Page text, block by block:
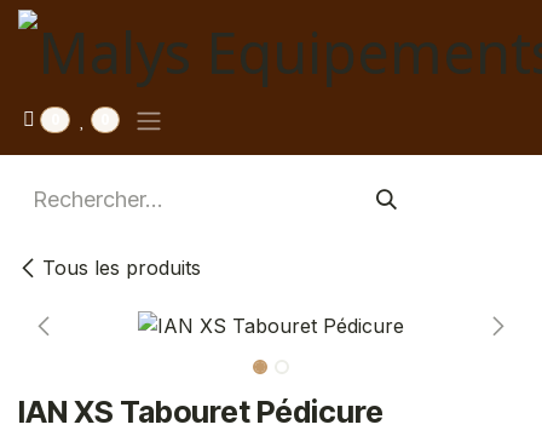
Se rendre au contenu
Tous les produits
IAN XS Tabouret Pédicure